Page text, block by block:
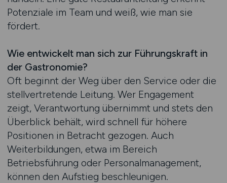
Potenziale im Team und weiß, wie man sie
fördert.
Wie entwickelt man sich zur Führungskraft in
der Gastronomie?
Oft beginnt der Weg über den Service oder die
stellvertretende Leitung. Wer Engagement
zeigt, Verantwortung übernimmt und stets den
Überblick behält, wird schnell für höhere
Positionen in Betracht gezogen. Auch
Weiterbildungen, etwa im Bereich
Betriebsführung oder Personalmanagement,
können den Aufstieg beschleunigen.